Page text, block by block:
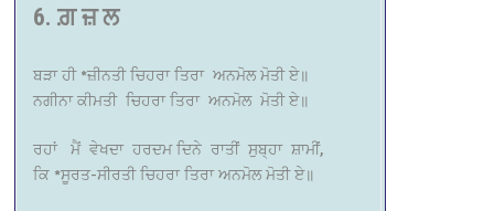
6. ਗ਼ ਜ਼ ਲ
ਬੜਾ ਹੀ *ਜ਼ੀਨਤੀ ਚਿਹਰਾ ਤਿਰਾ ਅਨਮੋਲ ਮੋਤੀ ਏ॥
ਨਗੀਨਾ ਕੀਮਤੀ ਚਿਹਰਾ ਤਿਰਾ ਅਨਮੋਲ ਮੋਤੀ ਏ॥
ਰਹਾਂ ਮੈਂ ਵੇਖਦਾ ਹਰਦਮ ਦਿਨੇ ਰਾਤੀਂ ਸੁਬ੍ਹਾ ਸ਼ਾਮੀਂ,
ਕਿ *ਸੂਰਤ-ਸੀਰਤੀ ਚਿਹਰਾ ਤਿਰਾ ਅਨਮੋਲ ਮੋਤੀ ਏ॥